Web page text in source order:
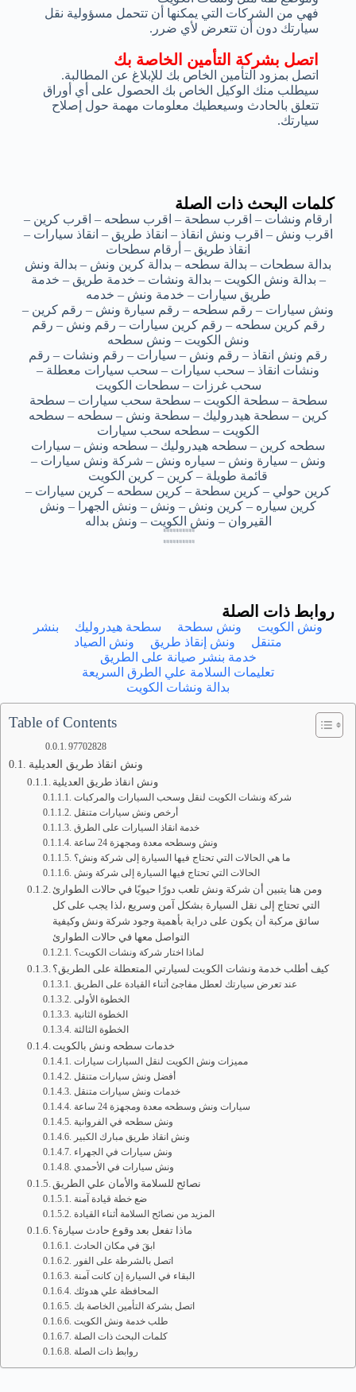
اتصل بشركة التأمين الخاصة بك
اتصل بمزود التأمين الخاص بك للإبلاغ عن المطالبة.
سيطلب منك الوكيل الخاص بك الحصول على أي أوراق
تتعلق بالحادث وسيعطيك معلومات مهمة حول إصلاح
سيارتك.
فهي من الشركات التي يمكنها أن تتحمل مسؤولية نقل
سيارتك دون أن تتعرض لأي ضرر.
كلمات البحث ذات الصلة
ارقام ونشات – اقرب سطحة – اقرب سطحه – اقرب كرين –
اقرب ونش – اقرب ونش انقاذ – انقاذ طريق – انقاذ سيارات –
انقاذ طريق – أرقام سطحات
بدالة سطحات – بدالة سطحه – بدالة كرين ونش – بدالة ونش
– بدالة ونش الكويت – بدالة ونشات – خدمة طريق – خدمة
طريق سيارات – خدمة ونش – خدمه
ونش سيارات – رقم سطحه – رقم سيارة ونش – رقم كرين –
رقم كرين سطحه – رقم كرين سيارات – رقم ونش – رقم
ونش الكويت – ونش سطحه
رقم ونش انقاذ – رقم ونش – سيارات – رقم ونشات – رقم
ونشات انقاذ – سحب سيارات – سحب سيارات معطلة –
سحب غرزات – سطحات الكويت
سطحة – سطحة الكويت – سطحة سحب سيارات – سطحة
كرين – سطحة هيدروليك – سطحة ونش – سطحه – سطحه
الكويت – سطحه سحب سيارات
سطحه كرين – سطحه هيدروليك – سطحه ونش – سيارات
ونش – سيارة ونش – سياره ونش – شركة ونش سيارات –
قائمة طويلة – كرين – كرين الكويت
كرين حولي – كرين سطحة – كرين سطحه – كرين سيارات –
كرين سياره – كرين ونش – ونش – ونش الجهرا – ونش
القيروان – ونش الكويت – ونش بداله
روابط ذات الصلة
ونش الكويت ونش سطحة سطحة هيدروليك
بنشر
متنقل
ونش إنقاذ طريق
ونش الصياد
خدمة بنشر صيانة على الطريق
تعليمات السلامة علي الطرق السريعة
بدالة ونشات الكويت
Table of Contents
97702828
ونش انقاذ طريق العديلية
ونش انقاذ طريق العديلية
شركة ونشات الكويت لنقل وسحب السيارات والمركبات
أرخص ونش سيارات متنقل
خدمة انقاذ السيارات على الطرق
ونش وسطحه معدة ومجهزة 24 ساعة
ما هي الحالات التي تحتاج فيها السيارة إلى شركة ونش؟
الحالات التي تحتاج فيها السيارة إلى شركة ونش
ومن هنا يتبين أن شركة ونش تلعب دورًا حيويًا في حالات الطوارئ
التي تحتاج إلى نقل السيارة بشكل آمن وسريع ،لذا يجب على كل
سائق مركبة أن يكون على دراية بأهمية وجود شركة ونش وكيفية
التواصل معها في حالات الطوارئ
لماذا اختار شركة ونشات الكويت؟
كيف أطلب خدمة ونشات الكويت لسيارتي المتعطلة على الطريق؟
عند تعرض سيارتك لعطل مفاجئ أثناء القيادة على الطريق
الخطوة الأولى
الخطوة الثانية
الخطوة الثالثة
خدمات سطحه ونش بالكويت
مميزات ونش الكويت لنقل السيارات سيارات
أفضل ونش سيارات متنقل
خدمات ونش سيارات متنقل
سيارات ونش وسطحه معدة ومجهزة 24 ساعة
ونش سطحه في الفروانية
ونش انقاذ طريق مبارك الكبير
ونش سيارات في الجهراء
ونش سيارات في الأحمدي
نصائح للسلامة والأمان علي الطريق
ضع خطة قيادة آمنة
المزيد من نصائح السلامة أثناء القيادة
ماذا تفعل بعد وقوع حادث سيارة؟
ابقَ في مكان الحادث
اتصل بالشرطة على الفور
البقاء في السيارة إن كانت آمنة
المحافظة علي هدوئك
اتصل بشركة التأمين الخاصة بك
طلب خدمة ونش الكويت
كلمات البحث ذات الصلة
روابط ذات الصلة